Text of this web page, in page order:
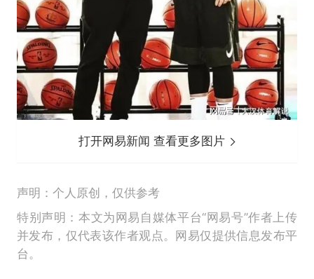
打开网易新闻 查看更多图片
声明：个人原创，仅供参考
特别声明：本文为网易自媒体平台“网易号”作者上传
并发布，仅代表该作者观点。网易仅提供信息发布平
台。